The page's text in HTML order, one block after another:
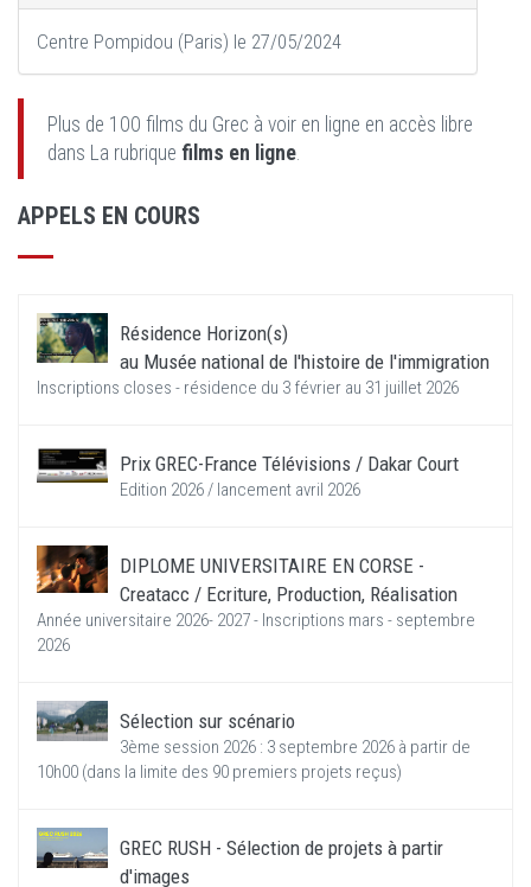
Centre Pompidou (Paris) le 27/05/2024
Plus de 100 films du Grec à voir en ligne en accès libre
dans La rubrique films en ligne.
APPELS EN COURS
Résidence Horizon(s)
au Musée national de l'histoire de l'immigration
Inscriptions closes - résidence du 3 février au 31 juillet 2026
Prix GREC-France Télévisions / Dakar Court
Edition 2026 / lancement avril 2026
DIPLOME UNIVERSITAIRE EN CORSE -
Creatacc / Ecriture, Production, Réalisation
Année universitaire 2026- 2027 - Inscriptions mars - septembre
2026
Sélection sur scénario
3ème session 2026 : 3 septembre 2026 à partir de
10h00 (dans la limite des 90 premiers projets reçus)
GREC RUSH - Sélection de projets à partir
d'images